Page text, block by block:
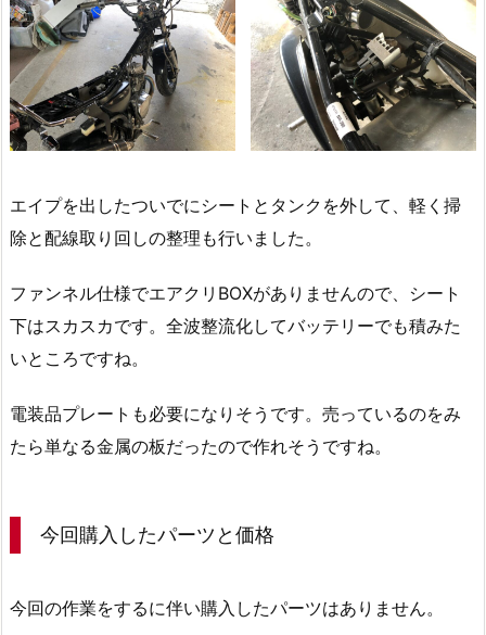
エイプを出したついでにシートとタンクを外して、軽く掃
除と配線取り回しの整理も行いました。
ファンネル仕様でエアクリBOXがありませんので、シート
下はスカスカです。全波整流化してバッテリーでも積みた
いところですね。
電装品プレートも必要になりそうです。売っているのをみ
たら単なる金属の板だったので作れそうですね。
今回購入したパーツと価格
今回の作業をするに伴い購入したパーツはありません。